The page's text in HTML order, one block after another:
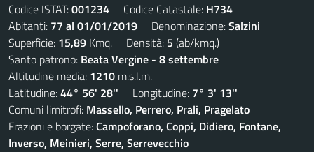
Codice ISTAT:001234 Codice Catastale: H734
Abitanti: 77 al 01/01/2019 Denominazione:Salzini
Superficie: 15,89 Kmq. Densità: 5 (ab/kmq.)
Santo patrono: Beata Vergine - 8 settembre
Altitudine media: 1210 m.s.l.m.
Latitudine:44° 56' 28'' Longitudine: 7° 3' 13''
Comuni limitrofi: Massello, Perrero, Prali, Pragelato
Frazioni e borgate:Campoforano, Coppi, Didiero, Fontane,
Inverso, Meinieri, Serre, Serrevecchio